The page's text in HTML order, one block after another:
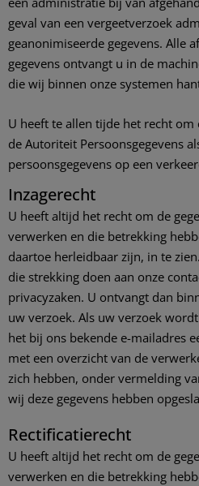
geval van een vergeetverzoek
geanonimiseerde gegevens. Alle
gegevens ontvangt u in de
die wij binnen onze systemen
U heeft te allen tijde het recht
de Autoriteit Persoonsgegevens
persoonsgegevens op een
Inzagerecht
U heeft altijd het recht om de
verwerken en die betrekking
daartoe herleidbaar zijn, in te
die strekking doen aan onze
privacyzaken. U ontvangt dan
uw verzoek. Als uw verzoek
het bij ons bekende e-mailadres
met een overzicht van de
zich hebben, onder vermelding
wij deze gegevens hebben
Rectificatierecht
U heeft altijd het recht om de
verwerken en die betrekking